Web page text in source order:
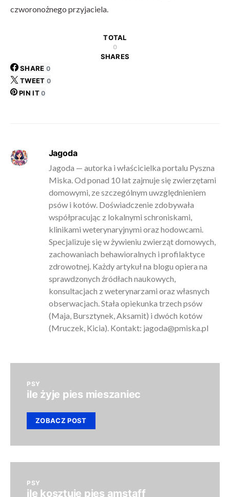
czworonożnego przyjaciela.
TOTAL
0
SHARES
SHARE 0
TWEET 0
PIN IT 0
Jagoda
Jagoda — autorka i właścicielka portalu Pyszna
Miska. Od ponad 10 lat zajmuje się zwierzętami
domowymi, ze szczególnym uwzględnieniem
psów i kotów. Doświadczenie zdobywała
współpracując z lokalnymi schroniskami,
klinikami weterynaryjnymi oraz hodowcami.
Specjalizuje się w żywieniu zwierząt domowych,
zachowaniach behawioralnych i profilaktyce
zdrowotnej. Każdy artykuł na blogu opiera na
sprawdzonych źródłach naukowych,
konsultacjach z weterynarzami oraz własnych
obserwacjach. Stała opiekunka trzech psów
(Maja, Bursztynek, Aksamit) i dwóch kotów
(Mruczek, Kicia). Kontakt: jagoda@pmiska.pl
PSY
ile żyje pies mieszaniec
ZOBACZ POST
PSY
ile kosztuje pies amstaff